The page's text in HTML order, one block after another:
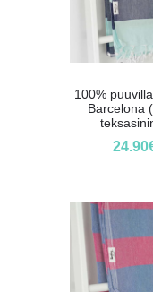
100%
Barcelona
24.90